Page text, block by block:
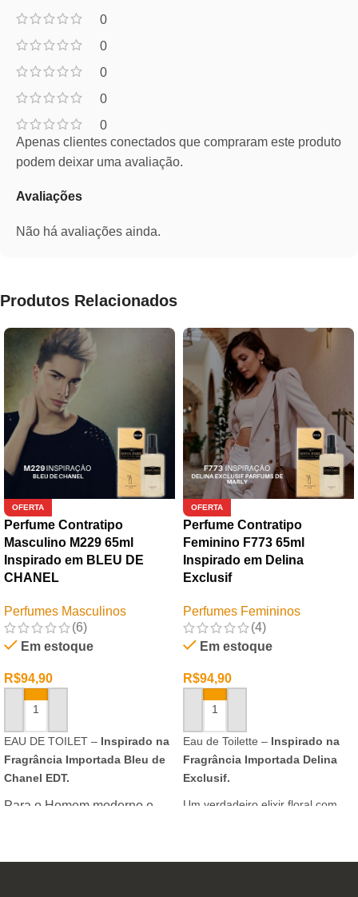
0
0
0
0
0
Avaliações
Não há avaliações ainda.
Apenas clientes conectados que compraram este produto
podem deixar uma avaliação.
Produtos Relacionados
OFERTA
Perfume Contratipo
Masculino M229 65ml
Inspirado em BLEU DE
CHANEL
Perfumes Masculinos
(6)
Em estoque
R$94,90
ADICIONAR AO CARRINHO
EAU DE TOILET – Inspirado na
Fragrância Importada Bleu de
Chanel EDT.
Para o Homem moderno e
inovar sempre, provocando
OFERTA
Perfume Contratipo
Feminino F773 65ml
Inspirado em Delina
Exclusif
Perfumes Femininos
(4)
Em estoque
R$94,90
ADICIONAR AO CARRINHO
Eau de Toilette – Inspirado na
Fragrância Importada Delina
Exclusif.
Um verdadeiro elixir floral com